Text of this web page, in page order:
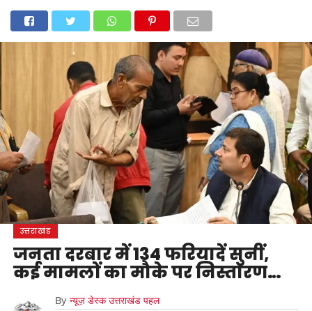
उधम सिंह नगरचंपावतचमोली
टिहरी गढ़वाल
पिथौरागढ़ पौड़ी गढ़वाल बागेश्वररुद्रप्रयाग हरिद्वारदेश
दुनिया
उत्तराखंड
जनता दरबार में 134 फरियादें सुनीं,
कई मामलों का मौके पर निस्तारण…
By न्यूज़ डेस्क उत्तराखंड पहल